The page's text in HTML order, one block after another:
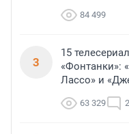
84 499
3
15
«Фонтанки»:
Лассо» и
63 329